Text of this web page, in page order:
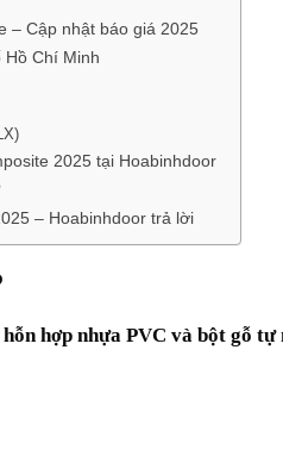
– Cập nhật báo giá 2025
Hồ Chí Minh
2025 tại Hoabinhdoor
– Hoabinhdoor trả lời
hỗn hợp nhựa PVC và bột gỗ tự